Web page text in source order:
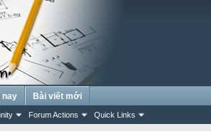
Forum Actions Quick Links
nay Bài viết mới